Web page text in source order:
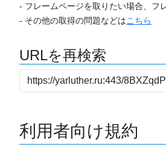
- フレームページを取りたい場合、フ
- その他の取得の問題などはこちら
URLを再検索
利用者向け規約